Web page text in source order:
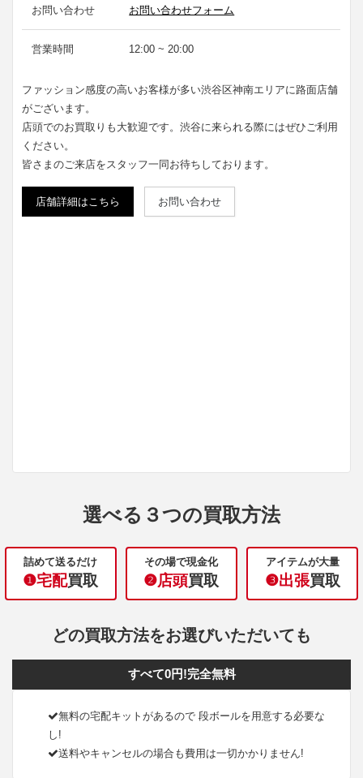
お問い合わせ お問い合わせフォーム
営業時間 12:00 ~ 20:00
ファッション感度の高いお客様が多い渋谷区神南エリアに路面店舗
がございます。
店頭でのお買取りも大歓迎です。渋谷に来られる際にはぜひご利用
ください。
皆さまのご来店をスタッフ一同お待ちしております。
店舗詳細はこちら お問い合わせ
選べる３つの買取方法
詰めて送るだけ
❶宅配買取
その場で現金化
❷店頭買取
アイテムが大量
❸出張買取
どの買取方法をお選びいただいても
すべて0円!完全無料
無料の宅配キットがあるので 段ボールを用意する必要な
し!
送料やキャンセルの場合も費用は一切かかりません!